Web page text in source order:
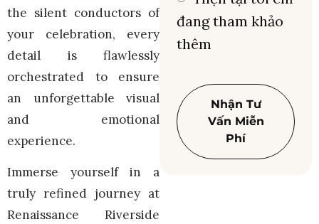
the silent conductors of
your celebration, every
detail is flawlessly
orchestrated to ensure
an unforgettable visual
and emotional
experience.
Immerse yourself in a
truly refined journey at
Renaissance Riverside
đang tham khảo
thêm
Nhận Tư
Vấn Miễn
Phí